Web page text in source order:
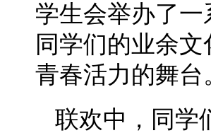
学生会举办了
同学们的业余
青春活力的舞台
联欢中，同学